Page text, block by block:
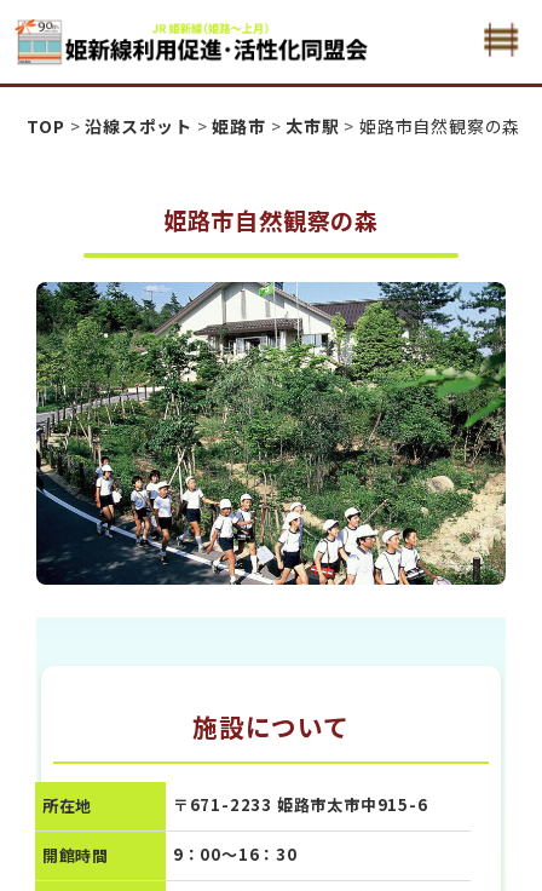
姫新線利用促進活性化・同盟会
TOP >沿線スポット >姫路市 >太市駅 >姫路市自然観察の森
姫路市自然観察の森
施設について
所在地 〒671-2233 姫路市太市中915-6
開館時間 9：00～16：30